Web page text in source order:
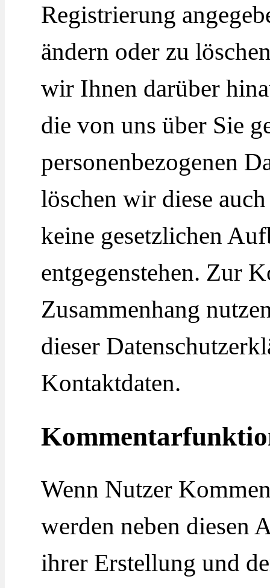
Registrierung
ändern oder zu
wir Ihnen darüber
die von uns über Sie
personenbezogenen
löschen wir diese
keine gesetzlichen
entgegenstehen. Zur
Zusammenhang
dieser
Kontaktdaten.
Wenn Nutzer
werden neben diesen
ihrer Erstellung und